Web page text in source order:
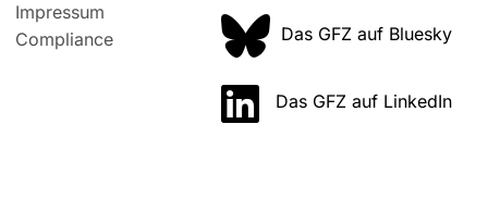
Impressum
Compliance
Das GFZ auf Bluesky
Das GFZ auf LinkedIn